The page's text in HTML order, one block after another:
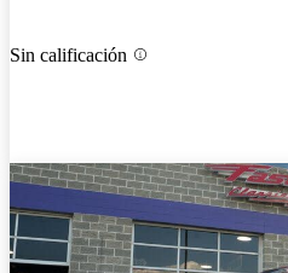
Sin calificación